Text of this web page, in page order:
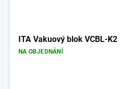
ITA Vakuový blok VCBL-K2
NA OBJEDNÁNÍ